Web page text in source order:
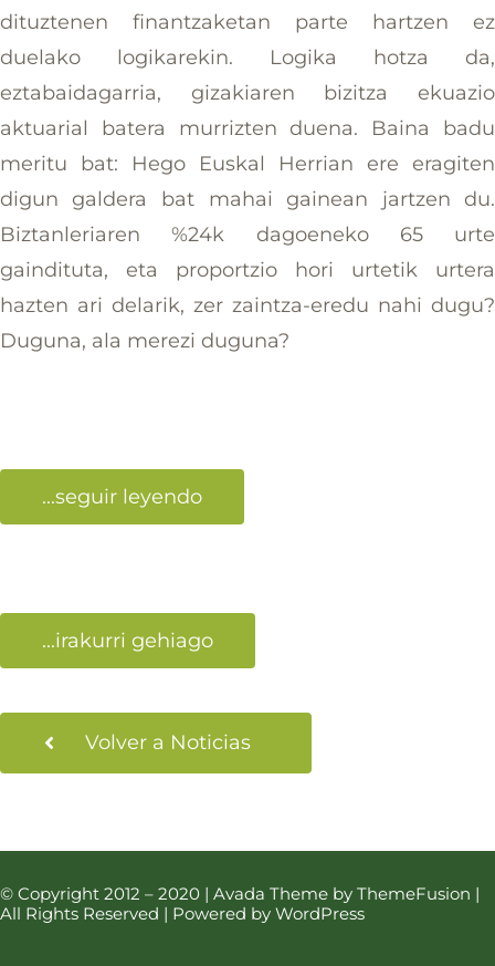
dituztenen finantzaketan parte hartzen ez
duelako logikarekin. Logika hotza da,
eztabaidagarria, gizakiaren bizitza ekuazio
aktuarial batera murrizten duena. Baina badu
meritu bat: Hego Euskal Herrian ere eragiten
digun galdera bat mahai gainean jartzen du.
Biztanleriaren %24k dagoeneko 65 urte
gaindituta, eta proportzio hori urtetik urtera
hazten ari delarik, zer zaintza-eredu nahi dugu?
Duguna, ala merezi duguna?
...seguir leyendo
...irakurri gehiago
Volver a Noticias
© Copyright 2012 – 2020 | Avada Theme by ThemeFusion |
All Rights Reserved | Powered by WordPress